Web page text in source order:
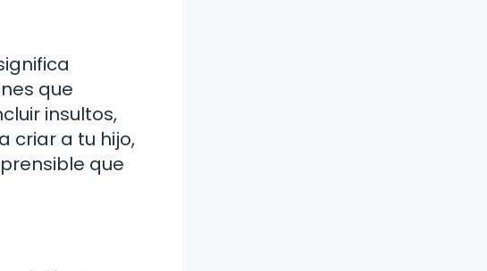
que
insultos,
criar a tu hijo,
que